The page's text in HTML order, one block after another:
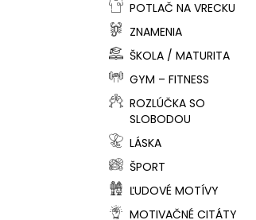
POTLAČ NA VRECKU
ZNAMENIA
ŠKOLA / MATURITA
GYM – FITNESS
ROZLÚČKA SO
SLOBODOU
LÁSKA
ŠPORT
ĽUDOVÉ MOTÍVY
MOTIVAČNÉ CITÁTY